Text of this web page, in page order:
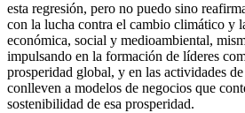
esta regresión, pero no puedo sino
con la lucha contra el cambio climático y
económica, social y medioambiental,
impulsando en la formación de líderes
prosperidad global, y en las actividades
conlleven a modelos de negocios que
sostenibilidad de esa prosperidad.